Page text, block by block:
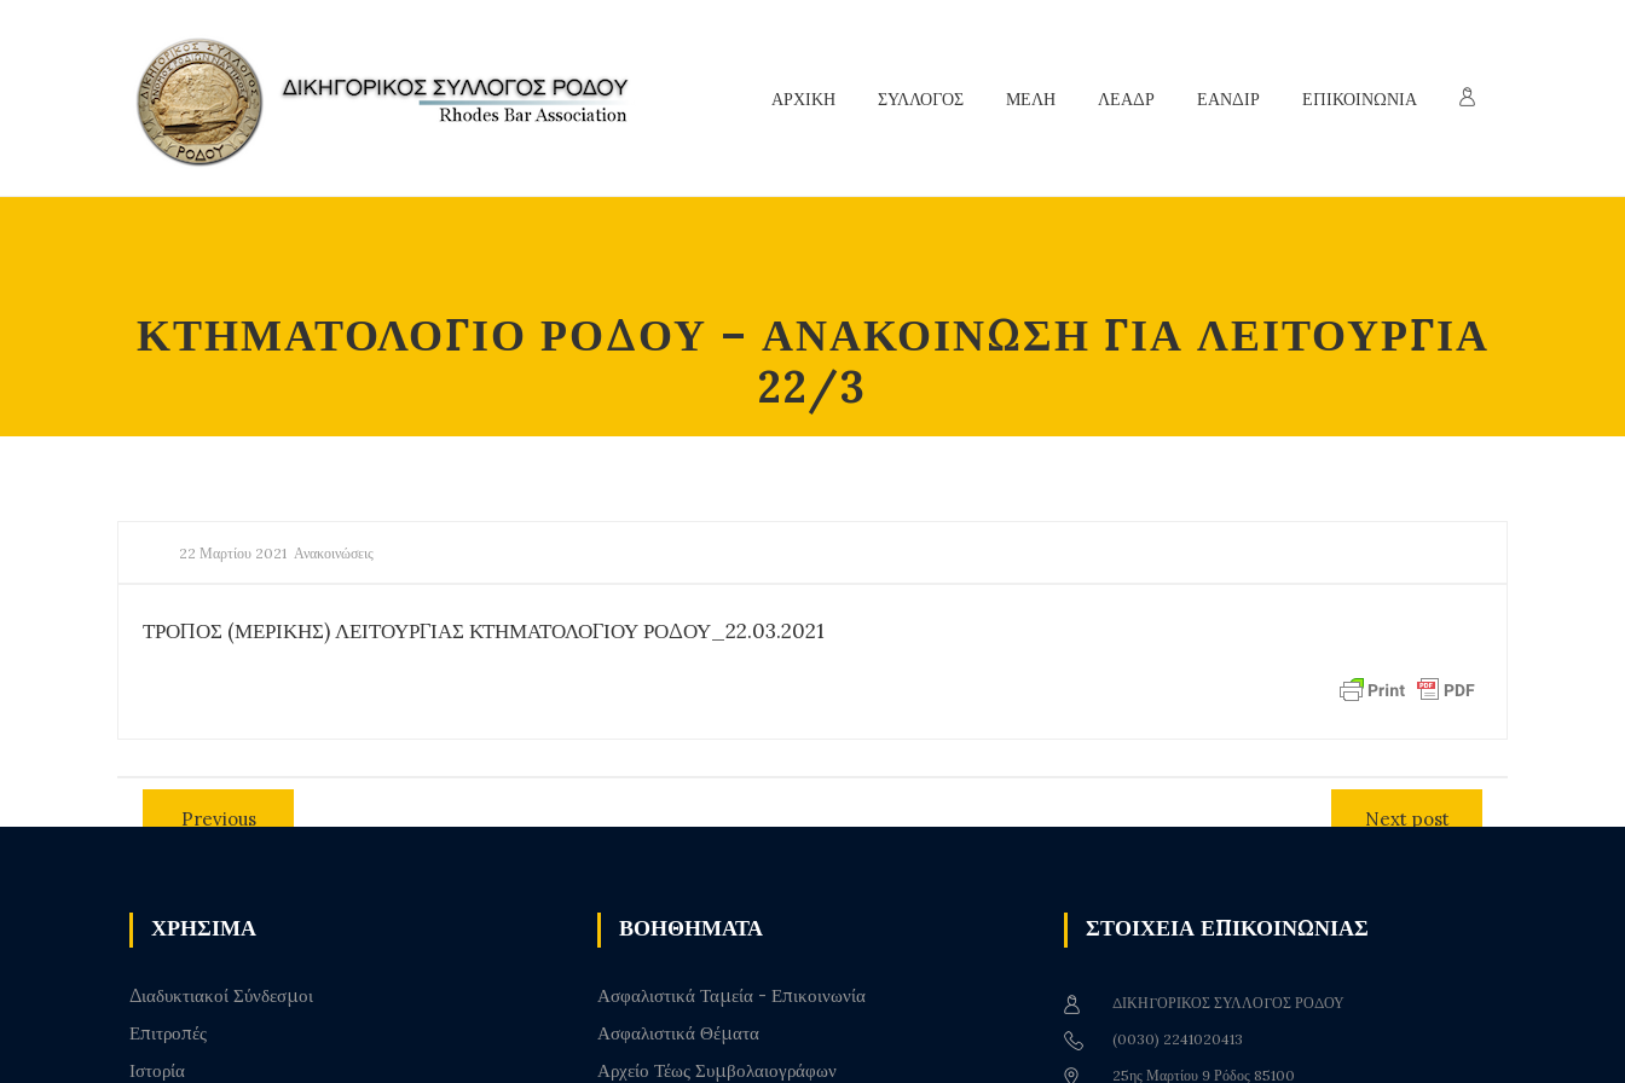
ΑΡΧΙΚΗ ΣΥΛΛΟΓΟΣ ΜΕΛΗ ΛΕΑΔΡ ΕΑΝΔΙΡ ΕΠΙΚΟΙΝΩΝΙΑ
ΚΤΗΜΑΤΟΛΟΓΙΟ ΡΟΔΟΥ – ΑΝΑΚΟΙΝΩΣΗ ΓΙΑ ΛΕΙΤΟΥΡΓΙΑ
22/3
22 Μαρτίου 2021 Ανακοινώσεις
ΤΡΟΠΟΣ (ΜΕΡΙΚΗΣ) ΛΕΙΤΟΥΡΓΙΑΣ ΚΤΗΜΑΤΟΛΟΓΙΟΥ ΡΟΔΟΥ_22.03.2021
Previous
Next post
ΧΡΗΣΙΜΑ
Διαδυκτιακοί Σύνδεσμοι
Επιτροπές
Ιστορία
ΒΟΗΘΗΜΑΤΑ
Ασφαλιστικά Ταμεία - Επικοινωνία
Ασφαλιστικά Θέματα
Αρχείο Τέως Συμβολαιογράφων
ΣΤΟΙΧΕΙΑ ΕΠΙΚΟΙΝΩΝΙΑΣ
ΔΙΚΗΓΟΡΙΚΟΣ ΣΥΛΛΟΓΟΣ ΡΟΔΟΥ
(0030) 2241020413
25ης Μαρτίου 9 Ρόδος 85100